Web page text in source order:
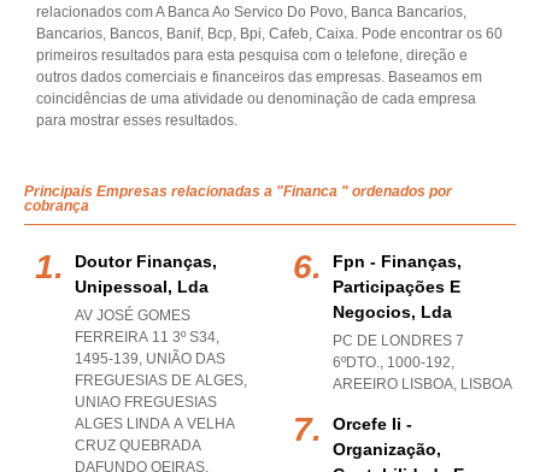
relacionados com A Banca Ao Servico Do Povo, Banca Bancarios,
Bancarios, Bancos, Banif, Bcp, Bpi, Cafeb, Caixa. Pode encontrar os 60
primeiros resultados para esta pesquisa com o telefone, direção e
outros dados comerciais e financeiros das empresas. Baseamos em
coincidências de uma atividade ou denominação de cada empresa
para mostrar esses resultados.
Principais Empresas relacionadas a "Financa " ordenados por
cobrança
Doutor Finanças,
Unipessoal, Lda
AV JOSÉ GOMES
FERREIRA 11 3º S34,
1495-139, UNIÃO DAS
FREGUESIAS DE ALGES,
UNIAO FREGUESIAS
ALGES LINDA A VELHA
CRUZ QUEBRADA
DAFUNDO OEIRAS,
Fpn - Finanças,
Participações E
Negocios, Lda
PC DE LONDRES 7
6ºDTO., 1000-192,
AREEIRO LISBOA, LISBOA
Orcefe Ii -
Organização,